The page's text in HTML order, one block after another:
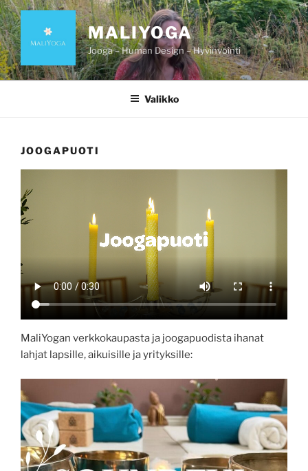
Siirry
sisältöön
MALIYOGA
Jooga – Human Design – Hyvinvointi
Valikko
JOOGAPUOTI
MaliYogan verkkokaupasta ja joogapuodista ihanat
lahjat lapsille, aikuisille ja yrityksille: